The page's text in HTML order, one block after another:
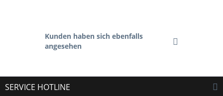
Kunden haben sich ebenfalls
angesehen
SERVICE HOTLINE